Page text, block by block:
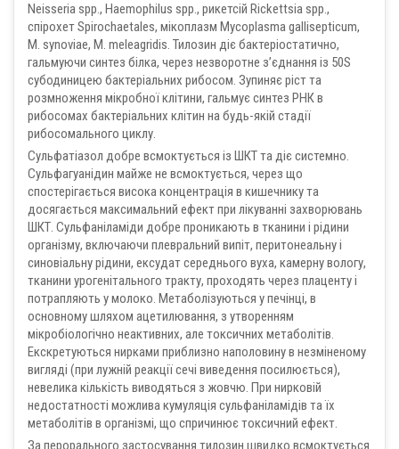
Neisseria spp., Haemophilus spp., рикетсій Rickettsia spp.,
спірохет Spirochaetales, мікоплазм Mycoplasma gallisepticum,
M. synoviae, M. meleagridis. Тилозин діє бактеріостатично,
гальмуючи синтез білка, через незворотне з’єднання із 50S
субодиницею бактеріальних рибосом. Зупиняє ріст та
розмноження мікробної клітини, гальмує синтез РНК в
рибосомах бактеріальних клітин на будь-якій стадії
рибосомального циклу.
Сульфатіазол добре всмоктується із ШКТ та діє системно.
Сульфагуанідин майже не всмоктується, через що
спостерігається висока концентрація в кишечнику та
досягається максимальний ефект при лікуванні захворювань
ШКТ. Сульфаніламіди добре проникають в тканини і рідини
організму, включаючи плевральний випіт, перитонеальну і
синовіальну рідини, ексудат середнього вуха, камерну вологу,
тканини урогенітального тракту, проходять через плаценту і
потрапляють у молоко. Метаболізуються у печінці, в
основному шляхом ацетилювання, з утворенням
мікробіологічно неактивних, але токсичних метаболітів.
Екскретуються нирками приблизно наполовину в незміненому
вигляді (при лужній реакції сечі виведення посилюється),
невелика кількість виводяться з жовчю. При нирковій
недостатності можлива кумуляція сульфаніламідів та їх
метаболітів в організмі, що спричинює токсичний ефект.
За перорального застосування тилозин швидко всмоктується